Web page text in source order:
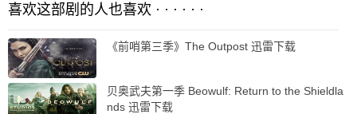
喜欢这部剧的人也喜欢 · · · · · ·
《前哨第三季》The Outpost 迅雷下载
贝奥武夫第一季 Beowulf: Return to the Shieldla
nds 迅雷下载